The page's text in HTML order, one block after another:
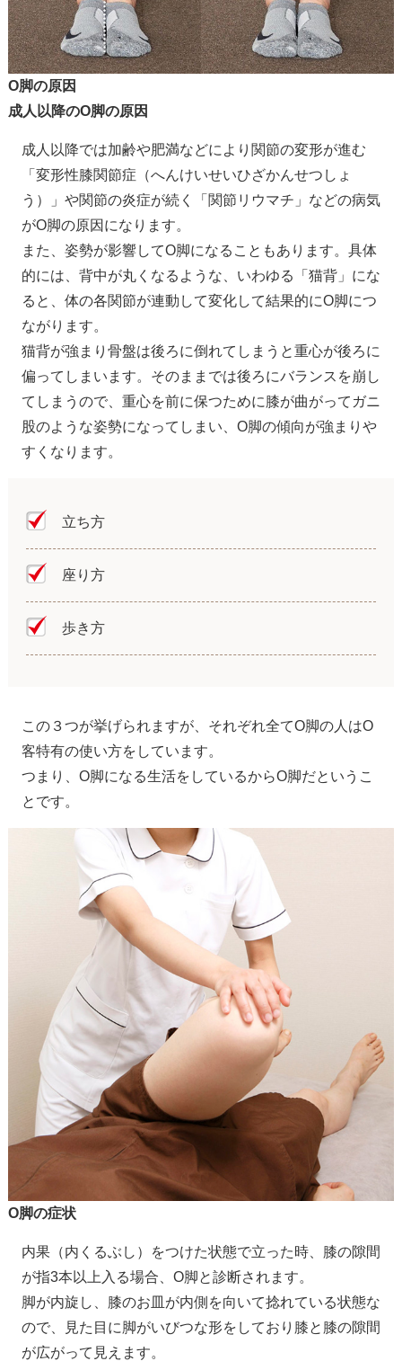
O脚の原因
成人以降のO脚の原因
成人以降では加齢や肥満などにより関節の変形が進む
「変形性膝関節症（へんけいせいひざかんせつしょ
う）」や関節の炎症が続く「関節リウマチ」などの病気
がO脚の原因になります。
また、姿勢が影響してO脚になることもあります。具体
的には、背中が丸くなるような、いわゆる「猫背」にな
ると、体の各関節が連動して変化して結果的にO脚につ
ながります。
猫背が強まり骨盤は後ろに倒れてしまうと重心が後ろに
偏ってしまいます。そのままでは後ろにバランスを崩し
てしまうので、重心を前に保つために膝が曲がってガニ
股のような姿勢になってしまい、O脚の傾向が強まりや
すくなります。
立ち方
座り方
歩き方
この３つが挙げられますが、それぞれ全てO脚の人はO
客特有の使い方をしています。
つまり、O脚になる生活をしているからO脚だというこ
とです。
O脚の症状
内果（内くるぶし）をつけた状態で立った時、膝の隙間
が指3本以上入る場合、O脚と診断されます。
脚が内旋し、膝のお皿が内側を向いて捻れている状態な
ので、見た目に脚がいびつな形をしており膝と膝の隙間
が広がって見えます。